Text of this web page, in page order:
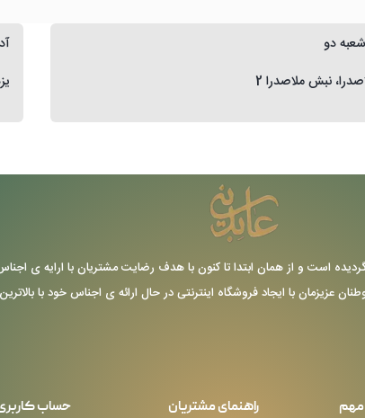
دو
نبش ملاصدرا 2
عباس عابدینی تاسیس گردیده است و از همان ابتدا تا کنون با هدف رضایت مشتریان با
عزیزمان با ایجاد فروشگاه اینترنتی در حال ارائه ی اجناس خود با
راهنمای مشتریان حساب